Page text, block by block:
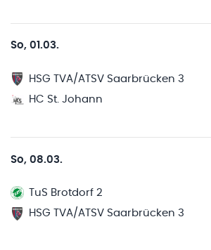
So, 01.03.
HSG TVA/ATSV Saarbrücken 3
HC St. Johann
So, 08.03.
TuS Brotdorf 2
HSG TVA/ATSV Saarbrücken 3